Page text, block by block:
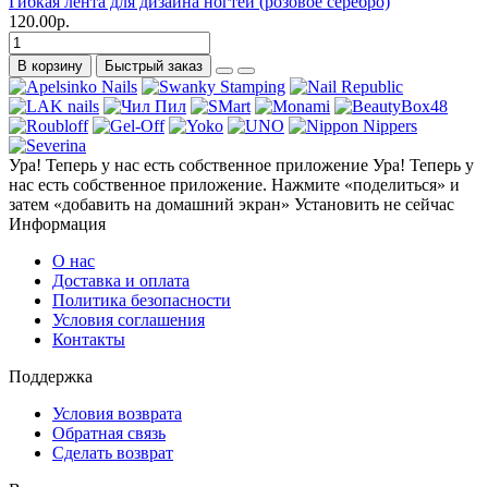
120.00р.
В корзину Быстрый заказ
Ура! Теперь у нас есть собственное приложение Ура! Теперь у
нас есть собственное приложение. Нажмите «поделиться» и
затем «добавить на домашний экран» Установить не сейчас
Информация
О нас
Доставка и оплата
Политика безопасности
Условия соглашения
Контакты
Поддержка
Условия возврата
Обратная связь
Сделать возврат